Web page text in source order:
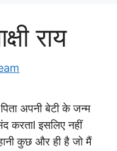
राय
अपनी बेटी के जन्म
करताl इसलिए नहीं
कुछ और ही है जो मैं